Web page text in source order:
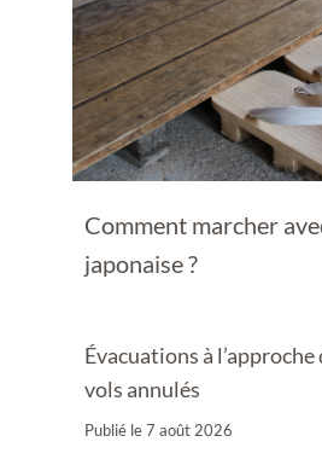
Comment marcher
japonaise ?
Évacuations à
vols annulés
Publié le7 août 2026